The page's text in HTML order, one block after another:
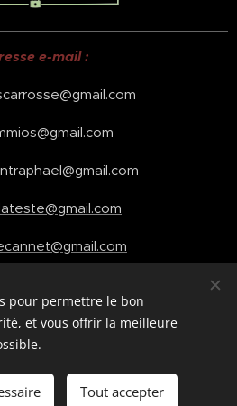
au panier
e-mail :
Cookies
pour permettre le bon
et vous offrir la meilleure
Tout accepter